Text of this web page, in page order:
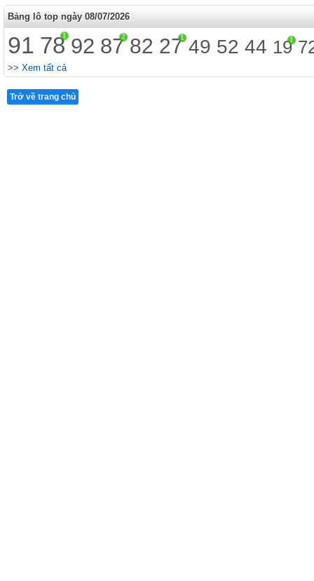
Bảng lô top ngày 08/07/2026
91 781 92 872 82 271 49 52 44 191
>> Xem tất cả
Trở về trang chủ